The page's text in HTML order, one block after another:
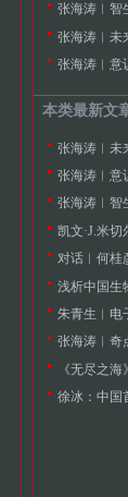
张海涛︱智
张海涛︱未
本类最新文
张海涛︱未
张海涛︱智
凯文·J.米
浅析中国生
朱青生︱电
《无尽之
徐冰：中国